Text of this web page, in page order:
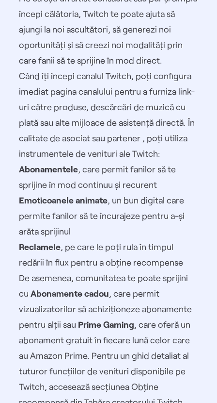
începi călătoria, Twitch te poate ajuta să
ajungi la noi ascultători, să generezi noi
oportunități și să creezi noi modalități prin
care fanii să te sprijine în mod direct.
Când îți începi canalul Twitch, poți configura
imediat pagina canalului pentru a furniza link-
uri către produse, descărcări de muzică cu
plată sau alte mijloace de asistență directă. În
calitate de asociatsau partener , poți utiliza
instrumentele de venituri ale Twitch:
Abonamentele, care permit fanilor să te
sprijine în mod continuu și recurent
Emoticoanele animate, un bun digital care
permite fanilor să te încurajeze pentru a-și
arăta sprijinul
Reclamele, pe care le poți rula în timpul
redării în flux pentru a obține recompense
De asemenea, comunitatea te poate sprijini
cu Abonamente cadou, care permit
vizualizatorilor să achiziționeze abonamente
pentru alții sau Prime Gaming, care oferă un
abonament gratuit în fiecare lună celor care
au Amazon Prime. Pentru un ghid detaliat al
tuturor funcțiilor de venituri disponibile pe
Twitch, accesează secțiuneaObține